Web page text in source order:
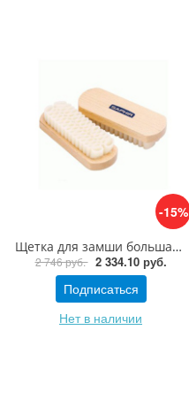
-15%
Щетка для замши большая дерево/каучук Saphir Brosse Crеpe Bois
2 746 руб. 2 334.10 руб.
Подписаться
Нет в наличии